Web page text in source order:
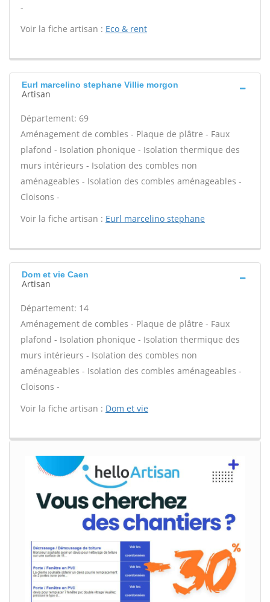
-
Voir la fiche artisan : Eco & rent
Eurl marcelino stephane Villie morgon
Artisan
Département: 69
Aménagement de combles - Plaque de plâtre - Faux
plafond - Isolation phonique - Isolation thermique des
murs intérieurs - Isolation des combles non
aménageables - Isolation des combles aménageables -
Cloisons -
Voir la fiche artisan : Eurl marcelino stephane
Dom et vie Caen
Artisan
Département: 14
Aménagement de combles - Plaque de plâtre - Faux
plafond - Isolation phonique - Isolation thermique des
murs intérieurs - Isolation des combles non
aménageables - Isolation des combles aménageables -
Cloisons -
Voir la fiche artisan : Dom et vie